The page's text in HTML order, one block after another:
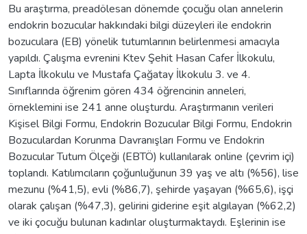
Bu araştırma, preadölesan dönemde çocuğu olan annelerin
endokrin bozucular hakkındaki bilgi düzeyleri ile endokrin
bozuculara (EB) yönelik tutumlarının belirlenmesi amacıyla
yapıldı. Çalışma evrenini Ktev Şehit Hasan Cafer İlkokulu,
Lapta İlkokulu ve Mustafa Çağatay İlkokulu 3. ve 4.
Sınıflarında öğrenim gören 434 öğrencinin anneleri,
örneklemini ise 241 anne oluşturdu. Araştırmanın verileri
Kişisel Bilgi Formu, Endokrin Bozucular Bilgi Formu, Endokrin
Bozuculardan Korunma Davranışları Formu ve Endokrin
Bozucular Tutum Ölçeği (EBTÖ) kullanılarak online (çevrim içi)
toplandı. Katılımcıların çoğunluğunun 39 yaş ve altı (%56), lise
mezunu (%41,5), evli (%86,7), şehirde yaşayan (%65,6), işçi
olarak çalışan (%47,3), gelirini giderine eşit algılayan (%62,2)
ve iki çocuğu bulunan kadınlar oluşturmaktaydı. Eşlerinin ise